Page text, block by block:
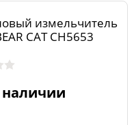
измельчитель
CAT CH5653
наличии